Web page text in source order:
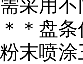
采用
＊盘
末喷